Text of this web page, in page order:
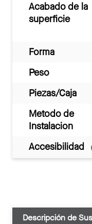
Acabado de la
superficie
Forma
Peso
Piezas/Caja
Metodo de
Instalacion
Accesibilidad
Descripción de